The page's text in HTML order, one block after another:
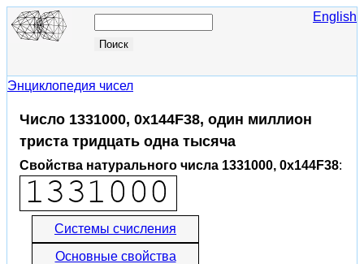
English
Энциклопедия чисел
Число 1331000, 0x144F38, один миллион
триста тридцать одна тысяча
Свойства натурального числа 1331000, 0x144F38:
Системы счисления
Основные свойства